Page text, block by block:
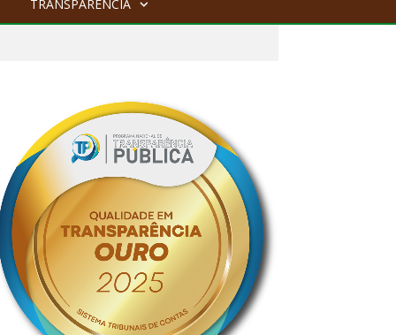
TRANSPARÊNCIA